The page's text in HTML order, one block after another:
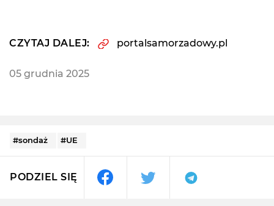
CZYTAJ DALEJ: portalsamorzadowy.pl
05 grudnia 2025
#sondaż #UE
PODZIEL SIĘ